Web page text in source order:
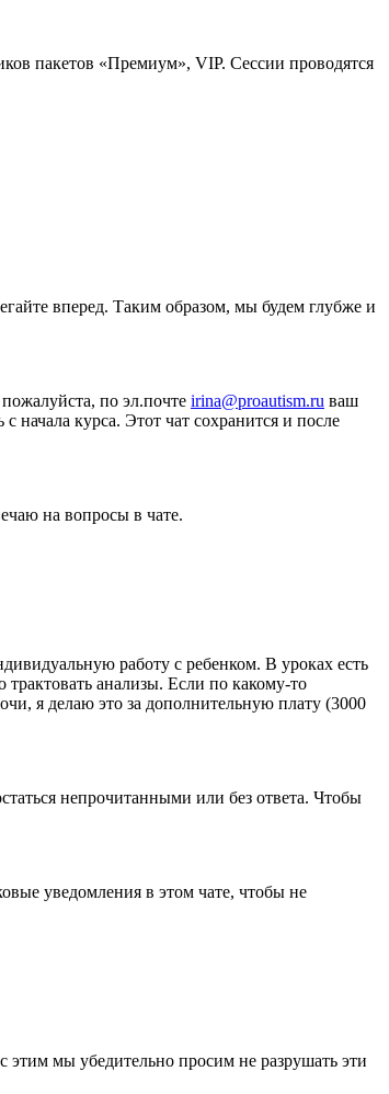
пакетов «Премиум», VIP. Сессии проводятся
вперед. Таким образом, мы будем глубже и
по эл.почте irina@proautism.ru ваш
курса. Этот чат сохранится и после
на вопросы в чате.
работу с ребенком. В уроках есть
анализы. Если по какому-то
я делаю это за дополнительную плату (3000
непрочитанными или без ответа. Чтобы
уведомления в этом чате, чтобы не
этим мы убедительно просим не разрушать эти